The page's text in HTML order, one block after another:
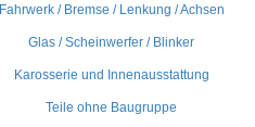
Fahrwerk / Bremse / Lenkung / Achsen
Glas / Scheinwerfer / Blinker
Karosserie und Innenausstattung
Teile ohne Baugruppe